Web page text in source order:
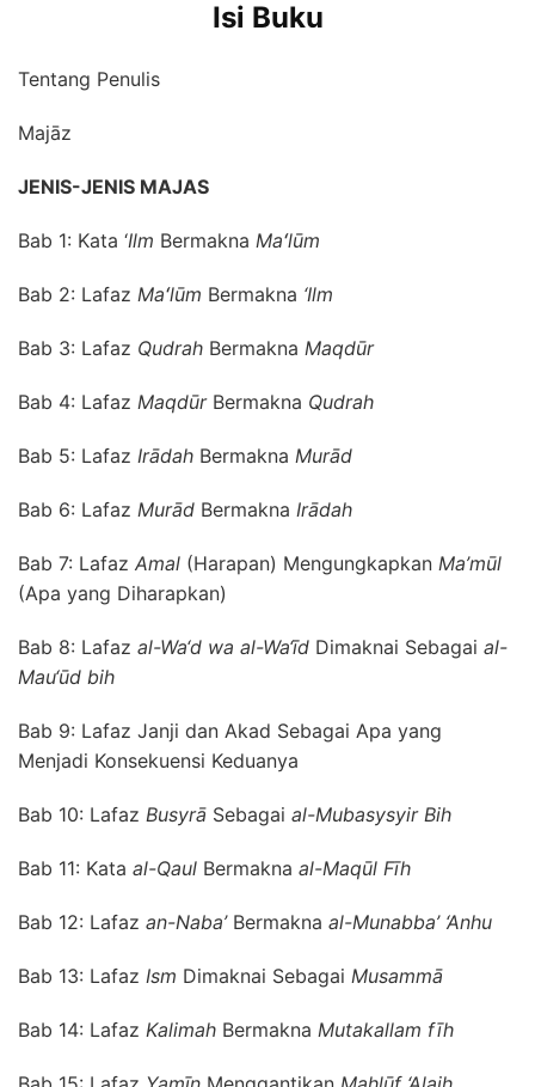
Isi Buku
Tentang Penulis
Majāz
JENIS-JENIS MAJAS
Bab 1: Kata ‘Ilm Bermakna Maʻlūm
Bab 2: Lafaz Maʻlūm Bermakna ‘Ilm
Bab 3: Lafaz Qudrah Bermakna Maqdūr
Bab 4: Lafaz Maqdūr Bermakna Qudrah
Bab 5: Lafaz Irādah Bermakna Murād
Bab 6: Lafaz Murād Bermakna Irādah
Bab 7: Lafaz Amal (Harapan) Mengungkapkan Ma’mūl
(Apa yang Diharapkan)
Bab 8: Lafaz al-Wa‘d wa al-Wa‘īd Dimaknai Sebagai al-
Mau‘ūd bih
Bab 9: Lafaz Janji dan Akad Sebagai Apa yang
Menjadi Konsekuensi Keduanya
Bab 10: Lafaz Busyrā Sebagai al-Mubasysyir Bih
Bab 11: Kata al-Qaul Bermakna al-Maqūl Fīh
Bab 12: Lafaz an-Naba’ Bermakna al-Munabba’ ‘ Anhu
Bab 13: Lafaz Ism Dimaknai Sebagai Musammā
Bab 14: Lafaz Kalimah Bermakna Mutakallam fīh